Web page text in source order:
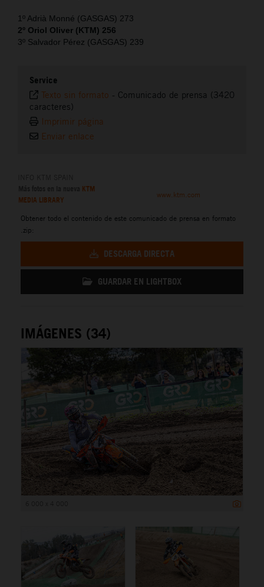
1º Adrià Monné (GASGAS) 273
2º Oriol Oliver (KTM) 256
3º Salvador Pérez (GASGAS) 239
Service
Texto sin formato - Comunicado de prensa (3420
caracteres)
Imprimir página
Enviar enlace
KTM
MEDIA LIBRARY
www.ktm.com
Obtener todo el contenido de este comunicado de prensa en formato
.zip:
DESCARGA DIRECTA
GUARDAR EN LIGHTBOX
IMÁGENES (34)